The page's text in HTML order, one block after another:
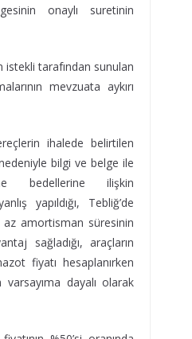
onaylı suretinin
istekli tarafından sunulan
mevzuata aykırı
ihalede belirtilen
bilgi ve belge ile
bedellerine ilişkin
yapıldığı, Tebliğ’de
amortisman süresinin
sağladığı, araçların
fiyatı hesaplanırken
dayalı olarak